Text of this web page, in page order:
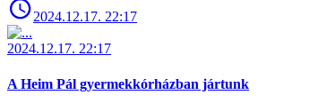
2024.12.17. 22:17
2024.12.17. 22:17
A Heim Pál gyermekkórházban jártunk